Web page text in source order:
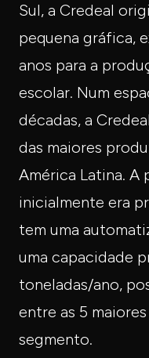
Sul, a Credeal
pequena gráfica,
anos para a
escolar. Num
décadas, a
das maiores
América Latina. A
inicialmente era
tem uma
uma capacidade
toneladas/ano,
entre as 5
segmento.